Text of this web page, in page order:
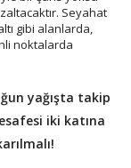
Seyahat
gibi alanlarda,
noktalarda
yağışta takip
iki katına